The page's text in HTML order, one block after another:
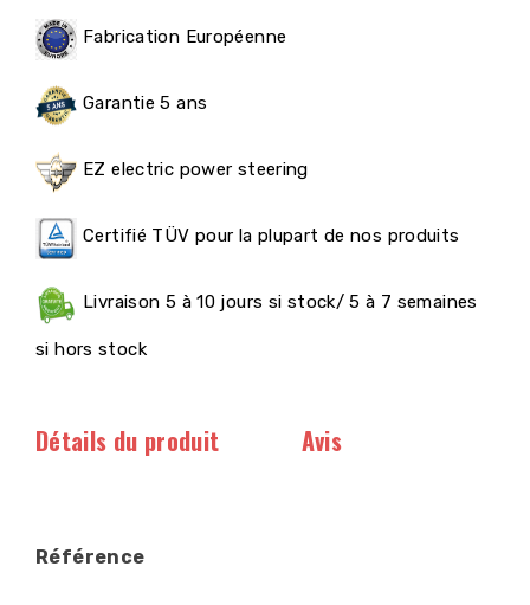
Fabrication Européenne
Garantie 5 ans
EZ electric power steering
Certifié TÜV pour la plupart de nos produits
Livraison 5 à 10 jours si stock/ 5 à 7 semaines
si hors stock
Détails du produit Avis
Référence